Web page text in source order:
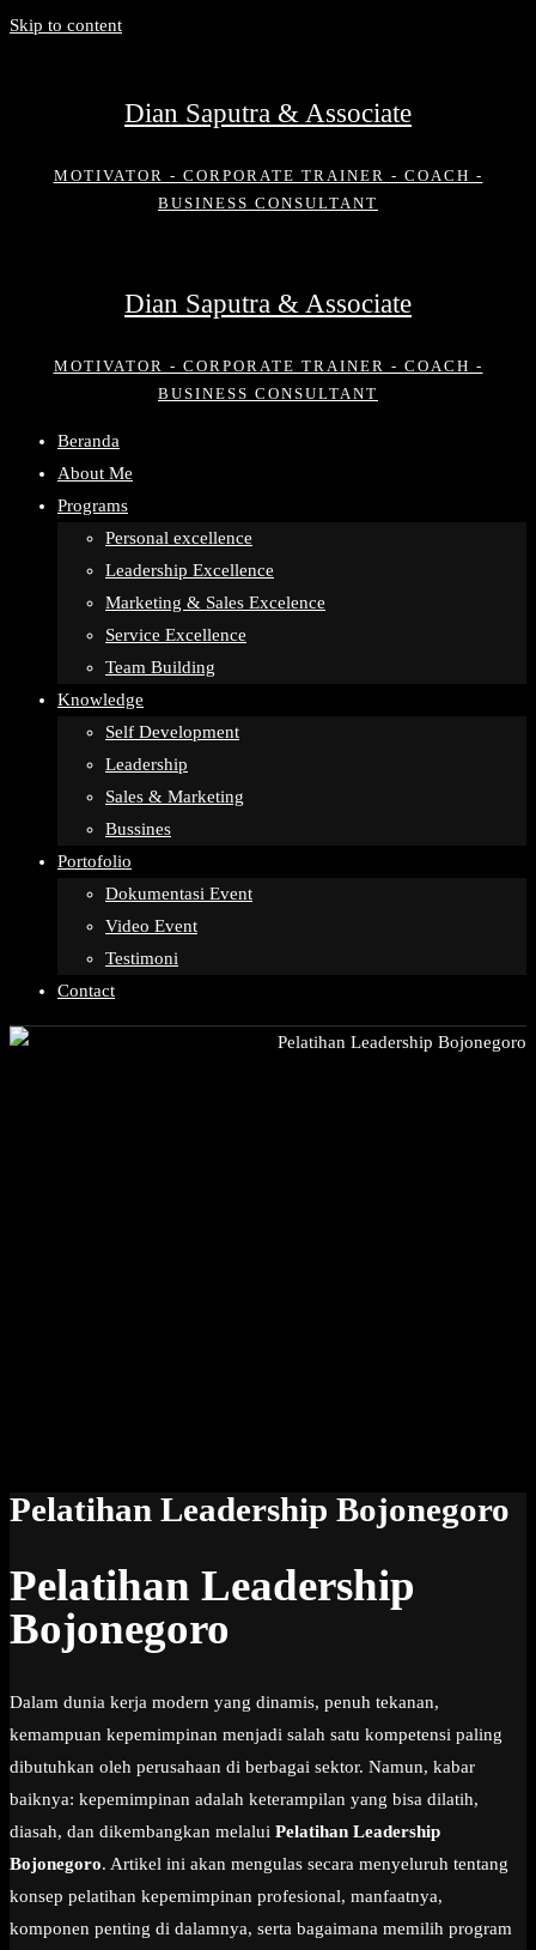
Skip to content
Dian Saputra & Associate
MOTIVATOR - CORPORATE TRAINER - COACH -
BUSINESS CONSULTANT
Dian Saputra & Associate
MOTIVATOR - CORPORATE TRAINER - COACH -
BUSINESS CONSULTANT
Beranda
About Me
Programs
Personal excellence
Leadership Excellence
Marketing & Sales Excelence
Service Excellence
Team Building
Knowledge
Self Development
Leadership
Sales & Marketing
Bussines
Portofolio
Dokumentasi Event
Video Event
Testimoni
Contact
Pelatihan Leadership Bojonegoro
Pelatihan Leadership
Bojonegoro
Dalam dunia kerja modern yang dinamis, penuh tekanan,
kemampuan kepemimpinan menjadi salah satu kompetensi paling
dibutuhkan oleh perusahaan di berbagai sektor. Namun, kabar
baiknya: kepemimpinan adalah keterampilan yang bisa dilatih,
diasah, dan dikembangkan melalui Pelatihan Leadership
Bojonegoro. Artikel ini akan mengulas secara menyeluruh tentang
konsep pelatihan kepemimpinan profesional, manfaatnya,
komponen penting di dalamnya, serta bagaimana memilih program